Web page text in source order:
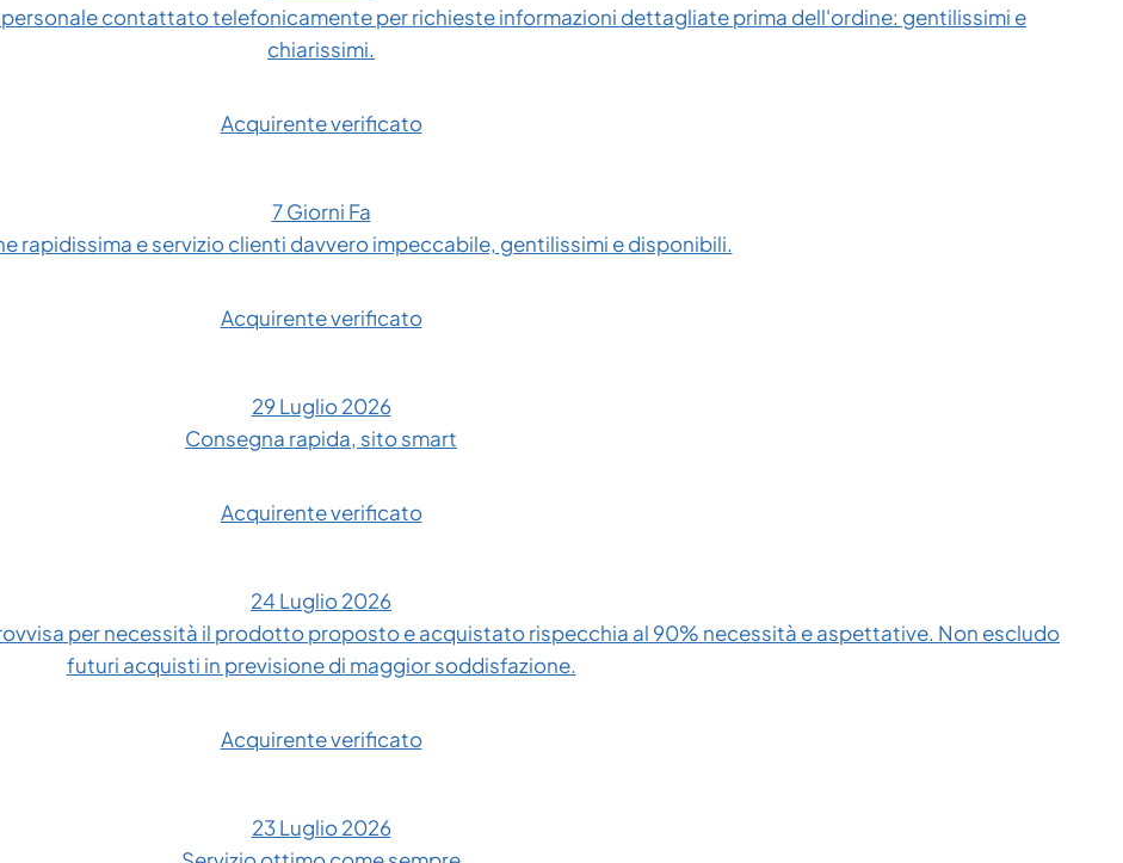
contattato telefonicamente per richieste informazioni dettagliate prima dell'ordine: gentilissimi e
chiarissimi.
Acquirente verificato
7 Giorni Fa
rapidissima e servizio clienti davvero impeccabile, gentilissimi e disponibili.
Acquirente verificato
29 Luglio 2026
Consegna rapida, sito smart
Acquirente verificato
24 Luglio 2026
per necessità il prodotto proposto e acquistato rispecchia al 90% necessità e aspettative. Non escludo
futuri acquisti in previsione di maggior soddisfazione.
Acquirente verificato
23 Luglio 2026